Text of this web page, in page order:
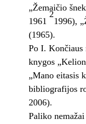
„Žemaičio
1961
2
1996),
(1965).
Po I. Končiaus
knygos
„Mano eitasis
bibliografijos
2006).
Paliko